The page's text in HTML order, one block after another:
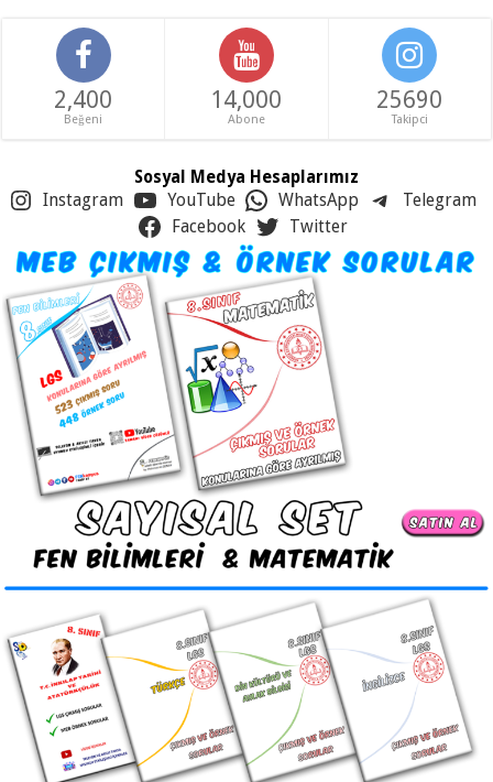
2,400
Beğeni
14,000
Abone
25690
Takipci
Sosyal Medya Hesaplarımız
Instagram YouTube WhatsApp
Telegram
Facebook
Twitter